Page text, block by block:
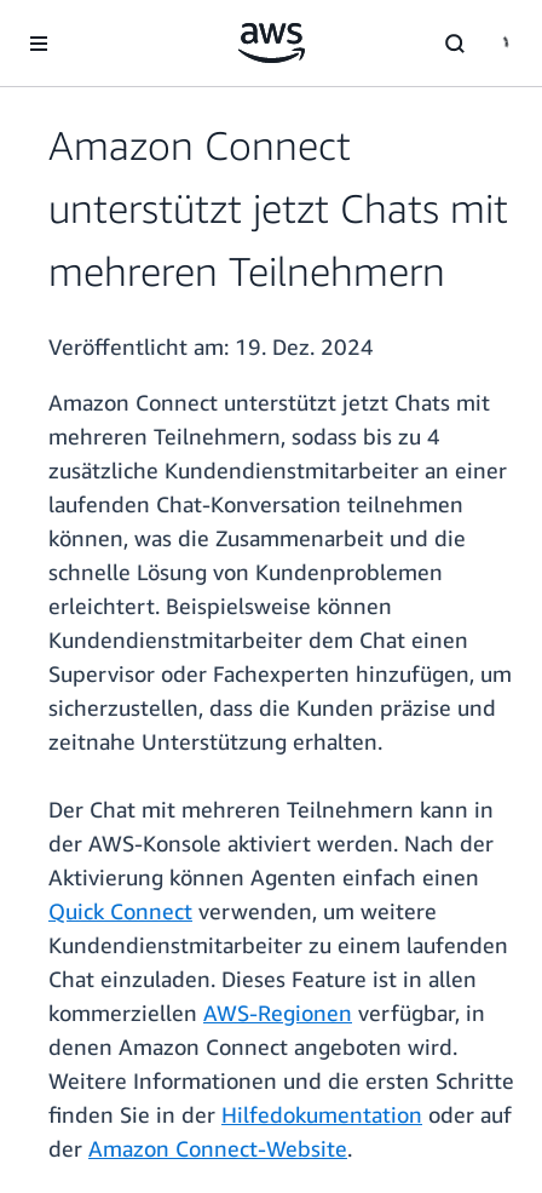
Überspringen zum Hauptinhalt
Amazon Connect
unterstützt jetzt Chats mit
mehreren Teilnehmern
Veröffentlicht am: 19. Dez. 2024
Amazon Connect unterstützt jetzt Chats mit
mehreren Teilnehmern, sodass bis zu 4
zusätzliche Kundendienstmitarbeiter an einer
laufenden Chat-Konversation teilnehmen
können, was die Zusammenarbeit und die
schnelle Lösung von Kundenproblemen
erleichtert. Beispielsweise können
Kundendienstmitarbeiter dem Chat einen
Supervisor oder Fachexperten hinzufügen, um
sicherzustellen, dass die Kunden präzise und
zeitnahe Unterstützung erhalten.
Der Chat mit mehreren Teilnehmern kann in
der AWS-Konsole aktiviert werden. Nach der
Aktivierung können Agenten einfach einen
Quick Connect verwenden, um weitere
Kundendienstmitarbeiter zu einem laufenden
Chat einzuladen. Dieses Feature ist in allen
kommerziellen AWS-Regionen verfügbar, in
denen Amazon Connect angeboten wird.
Weitere Informationen und die ersten Schritte
finden Sie in der Hilfedokumentation oder auf
der Amazon Connect-Website.